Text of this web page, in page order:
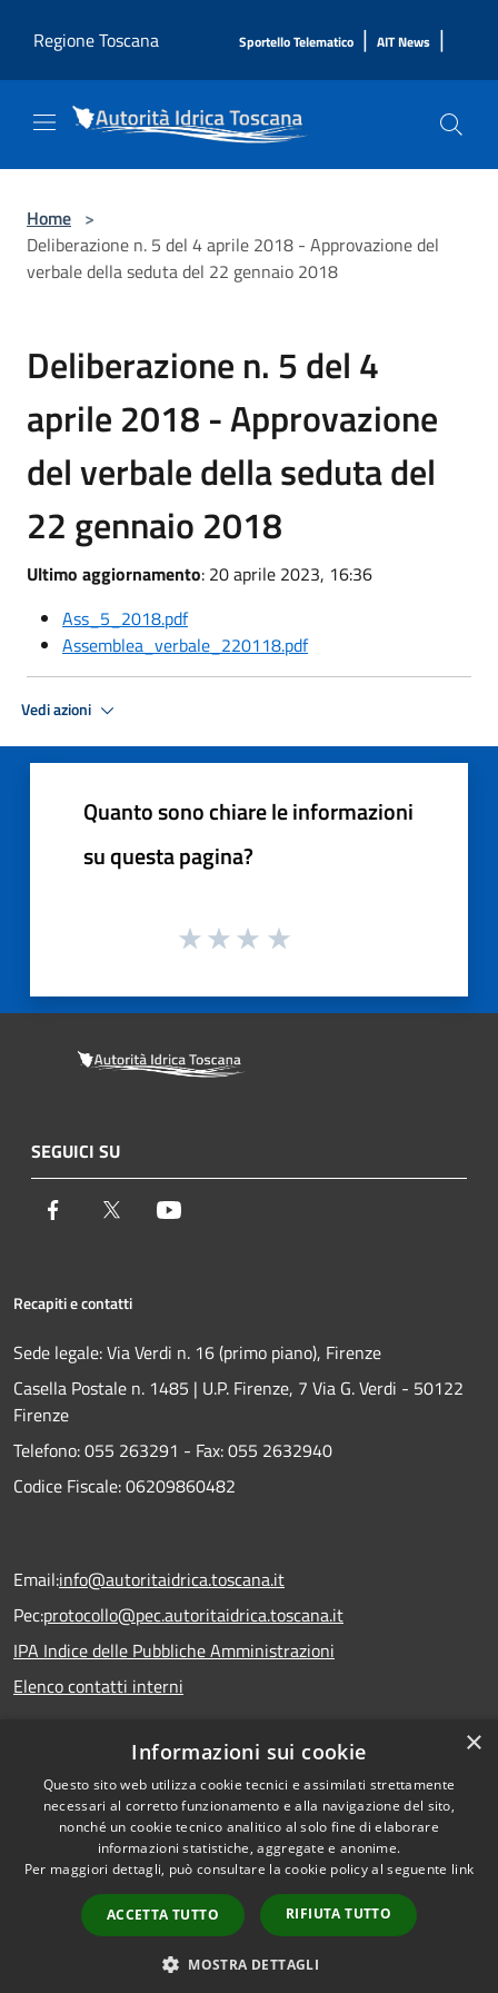
Regione Toscana
Sportello Telematico | AIT News |
Home >
Deliberazione n. 5 del 4 aprile 2018 - Approvazione del
verbale della seduta del 22 gennaio 2018
Deliberazione n. 5 del 4
aprile 2018 - Approvazione
del verbale della seduta del
22 gennaio 2018
Ultimo aggiornamento: 20 aprile 2023, 16:36
Ass_5_2018.pdf
Assemblea_verbale_220118.pdf
Vedi azioni
Quanto sono chiare le informazioni
su questa pagina?
SEGUICI SU
Facebook Twitter
Recapiti e contatti
Sede legale: Via Verdi n. 16 (primo piano), Firenze
Casella Postale n. 1485 | U.P. Firenze, 7 Via G. Verdi - 50122
Firenze
Telefono:055 263291 - Fax:055 2632940
Codice Fiscale: 06209860482
Email:info@autoritaidrica.toscana.it
Pec:protocollo@pec.autoritaidrica.toscana.it
IPA Indice delle Pubbliche Amministrazioni
Elenco contatti interni
Dichiarazione accessibilità
Accessibilità
Copyright © 2026 • Autorità
Idrica Toscana • Powered by
Municipium•
Accesso
redazione
×
Informazioni sui cookie
Questo sito web utilizza cookie tecnici e assimilati strettamente
necessari al corretto funzionamento e alla navigazione del sito,
nonché un cookie tecnico analitico al solo fine di elaborare
informazioni statistiche, aggregate e anonime.
Per maggiori dettagli, può consultare la cookie policy al seguente link
ACCETTA TUTTO RIFIUTA TUTTO
MOSTRA DETTAGLI